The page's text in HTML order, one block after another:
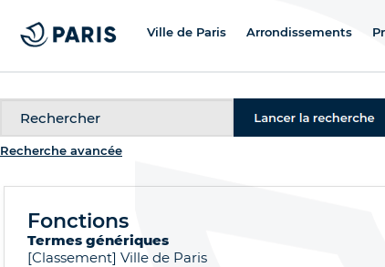
Ville de Paris Arrondissements
Recherche avancée
Fonctions
Termes génériques
[Classement] Ville de Paris